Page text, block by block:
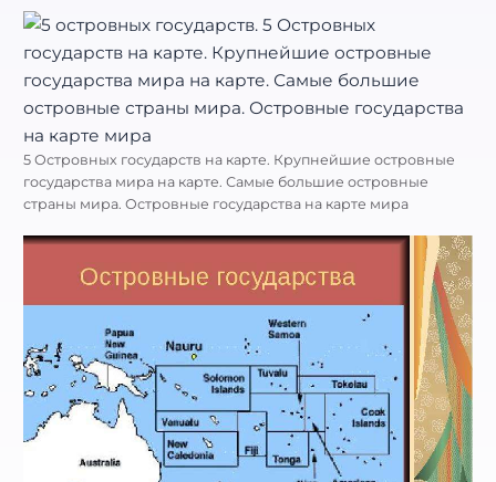
5 Островных государств на карте. Крупнейшие островные
государства мира на карте. Самые большие островные
страны мира. Островные государства на карте мира